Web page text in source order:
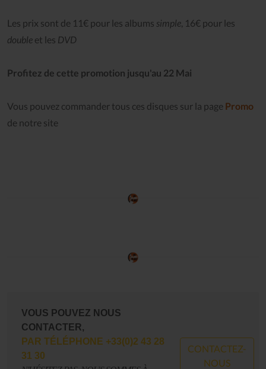
Les prix sont de 11€ pour les albums simple, 16€ pour les
double et les DVD
Profitez de cette promotion jusqu'au 22 Mai
Vous pouvez commander tous ces disques sur la page Promo
de notre site
VOUS POUVEZ NOUS
CONTACTER,
CONTACTEZ-
NOUS